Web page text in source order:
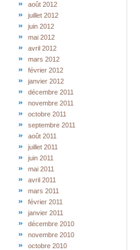
août 2012
juillet 2012
juin 2012
mai 2012
avril 2012
mars 2012
février 2012
janvier 2012
décembre 2011
novembre 2011
octobre 2011
septembre 2011
août 2011
juillet 2011
juin 2011
mai 2011
avril 2011
mars 2011
février 2011
janvier 2011
décembre 2010
novembre 2010
octobre 2010